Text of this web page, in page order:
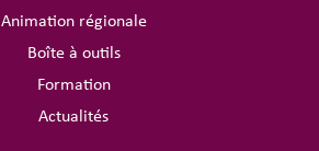
Animation régionale
Boîte à outils
Formation
Actualités